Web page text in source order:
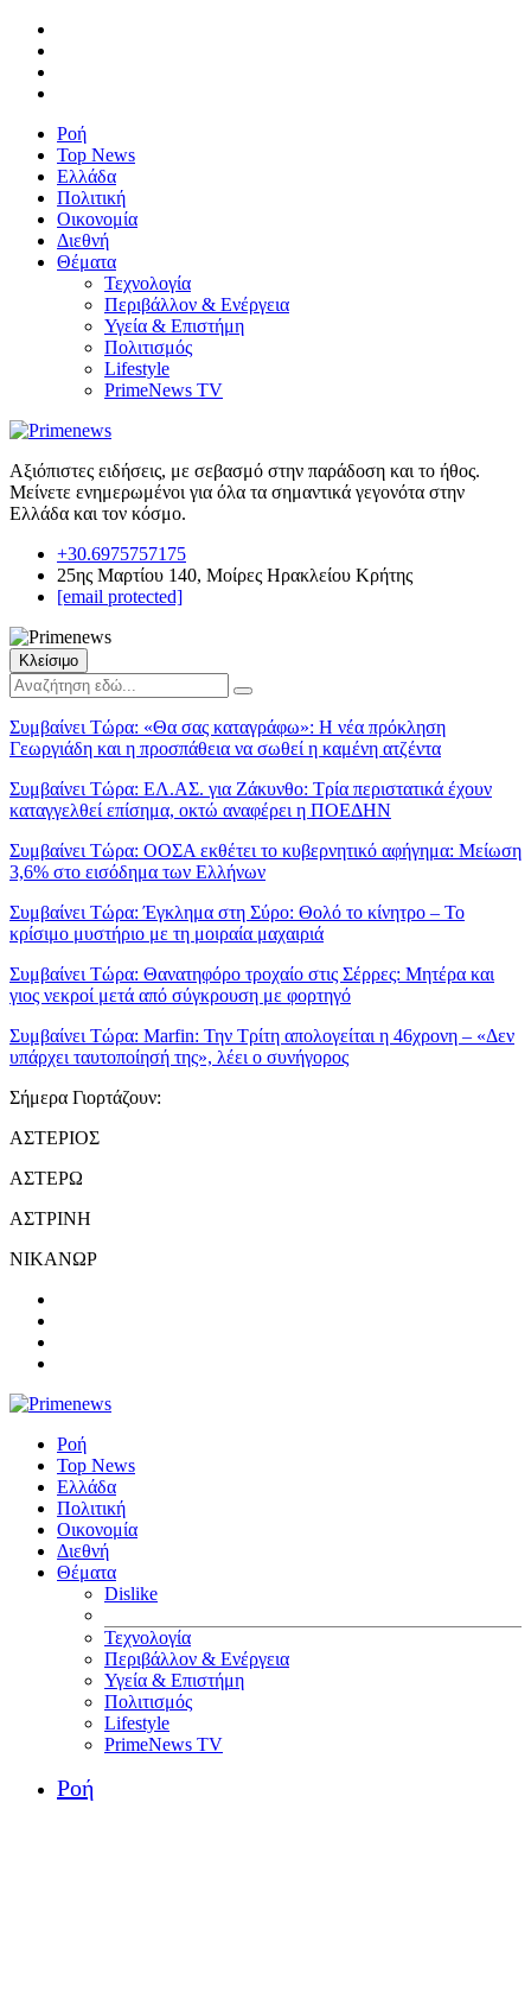
Ροή
Top News
Ελλάδα
Πολιτική
Οικονομία
Διεθνή
Θέματα
Τεχνολογία
Περιβάλλον & Ενέργεια
Υγεία & Επιστήμη
Πολιτισμός
Lifestyle
PrimeNews TV
Αξιόπιστες ειδήσεις, με σεβασμό στην παράδοση και το ήθος.
Μείνετε ενημερωμένοι για όλα τα σημαντικά γεγονότα στην
Ελλάδα και τον κόσμο.
+30.6975757175
25ης Μαρτίου 140, Μοίρες Ηρακλείου Κρήτης
[email protected]
Κλείσιμο
Συμβαίνει Τώρα: «Θα σας καταγράφω»: Η νέα πρόκληση
Γεωργιάδη και η προσπάθεια να σωθεί η καμένη ατζέντα
Συμβαίνει Τώρα: ΕΛ.ΑΣ. για Ζάκυνθο: Τρία περιστατικά έχουν
καταγγελθεί επίσημα, οκτώ αναφέρει η ΠΟΕΔΗΝ
Συμβαίνει Τώρα: ΟΟΣΑ εκθέτει το κυβερνητικό αφήγημα: Μείωση
3,6% στο εισόδημα των Ελλήνων
Συμβαίνει Τώρα: Έγκλημα στη Σύρο: Θολό το κίνητρο – Το
κρίσιμο μυστήριο με τη μοιραία μαχαιριά
Συμβαίνει Τώρα: Θανατηφόρο τροχαίο στις Σέρρες: Μητέρα και
γιος νεκροί μετά από σύγκρουση με φορτηγό
Συμβαίνει Τώρα: Marfin: Την Τρίτη απολογείται η 46χρονη – «Δεν
υπάρχει ταυτοποίησή της», λέει ο συνήγορος
Σήμερα Γιορτάζουν:
ΑΣΤΕΡΙΟΣ
ΑΣΤΕΡΩ
ΑΣΤΡΙΝΗ
ΝΙΚΑΝΩΡ
Ροή
Top News
Ελλάδα
Πολιτική
Οικονομία
Διεθνή
Θέματα
Dislike
Τεχνολογία
Περιβάλλον & Ενέργεια
Υγεία & Επιστήμη
Πολιτισμός
Lifestyle
PrimeNews TV
Ροή